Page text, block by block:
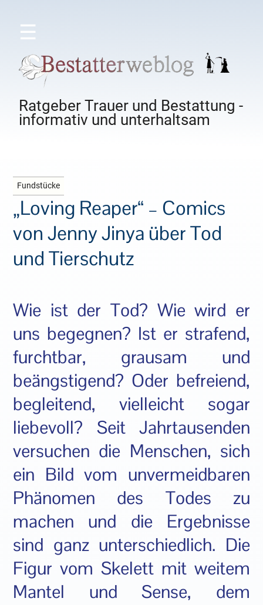
☰
Ratgeber Trauer und Bestattung -
informativ und unterhaltsam
Fundstücke
„Loving Reaper“ – Comics
von Jenny Jinya über Tod
und Tierschutz
Wie ist der Tod? Wie wird er
uns begegnen? Ist er strafend,
furchtbar, grausam und
beängstigend? Oder befreiend,
begleitend, vielleicht sogar
liebevoll? Seit Jahrtausenden
versuchen die Menschen, sich
ein Bild vom unvermeidbaren
Phänomen des Todes zu
machen und die Ergebnisse
sind ganz unterschiedlich. Die
Figur vom Skelett mit weitem
Mantel und Sense, dem